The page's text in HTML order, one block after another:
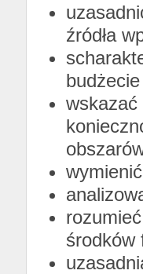
źródła
wskazać
środków